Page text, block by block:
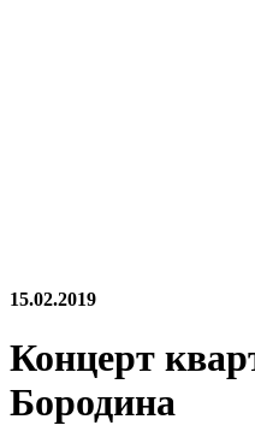
15.02.2019
Концерт
Бородина